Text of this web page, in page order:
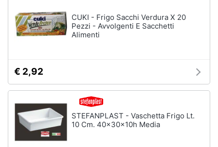
CUKI - Frigo Sacchi Verdura X 20
Pezzi - Avvolgenti E Sacchetti
Alimenti
€ 2,92
STEFANPLAST - Vaschetta Frigo Lt.
10 Cm. 40x30x10h Media